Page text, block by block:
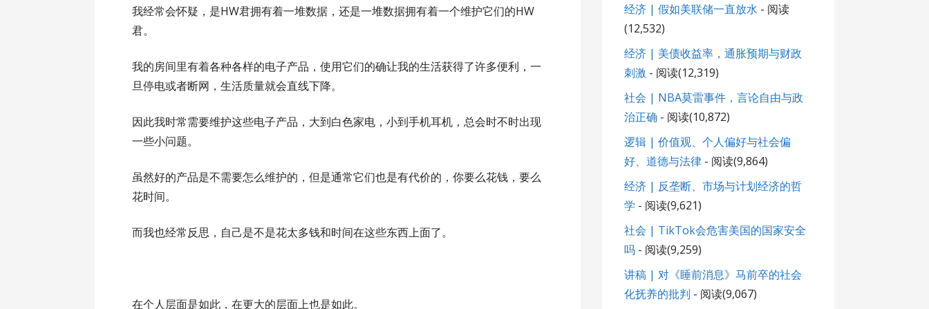
我经常会怀疑，是HW君拥有着一堆数据，还是一堆数据拥有着一个维护它们的HW
君。
我的房间里有着各种各样的电子产品，使用它们的确让我的生活获得了许多便利，一
旦停电或者断网，生活质量就会直线下降。
因此我时常需要维护这些电子产品，大到白色家电，小到手机耳机，总会时不时出现
一些小问题。
虽然好的产品是不需要怎么维护的，但是通常它们也是有代价的，你要么花钱，要么
花时间。
而我也经常反思，自己是不是花太多钱和时间在这些东西上面了。
在个人层面是如此，在更大的层面上也是如此。
经济 | 假如美联储一直放水 - 阅读
(12,532)
经济 | 美债收益率，通胀预期与财政
刺激 - 阅读(12,319)
社会 | NBA莫雷事件，言论自由与政
治正确 - 阅读(10,872)
逻辑 | 价值观、个人偏好与社会偏
好、道德与法律- 阅读(9,864)
经济 | 反垄断、市场与计划经济的哲
学 - 阅读(9,621)
社会 | TikTok会危害美国的国家安全
吗- 阅读(9,259)
讲稿 | 对《睡前消息》马前卒的社会
化抚养的批判 - 阅读(9,067)